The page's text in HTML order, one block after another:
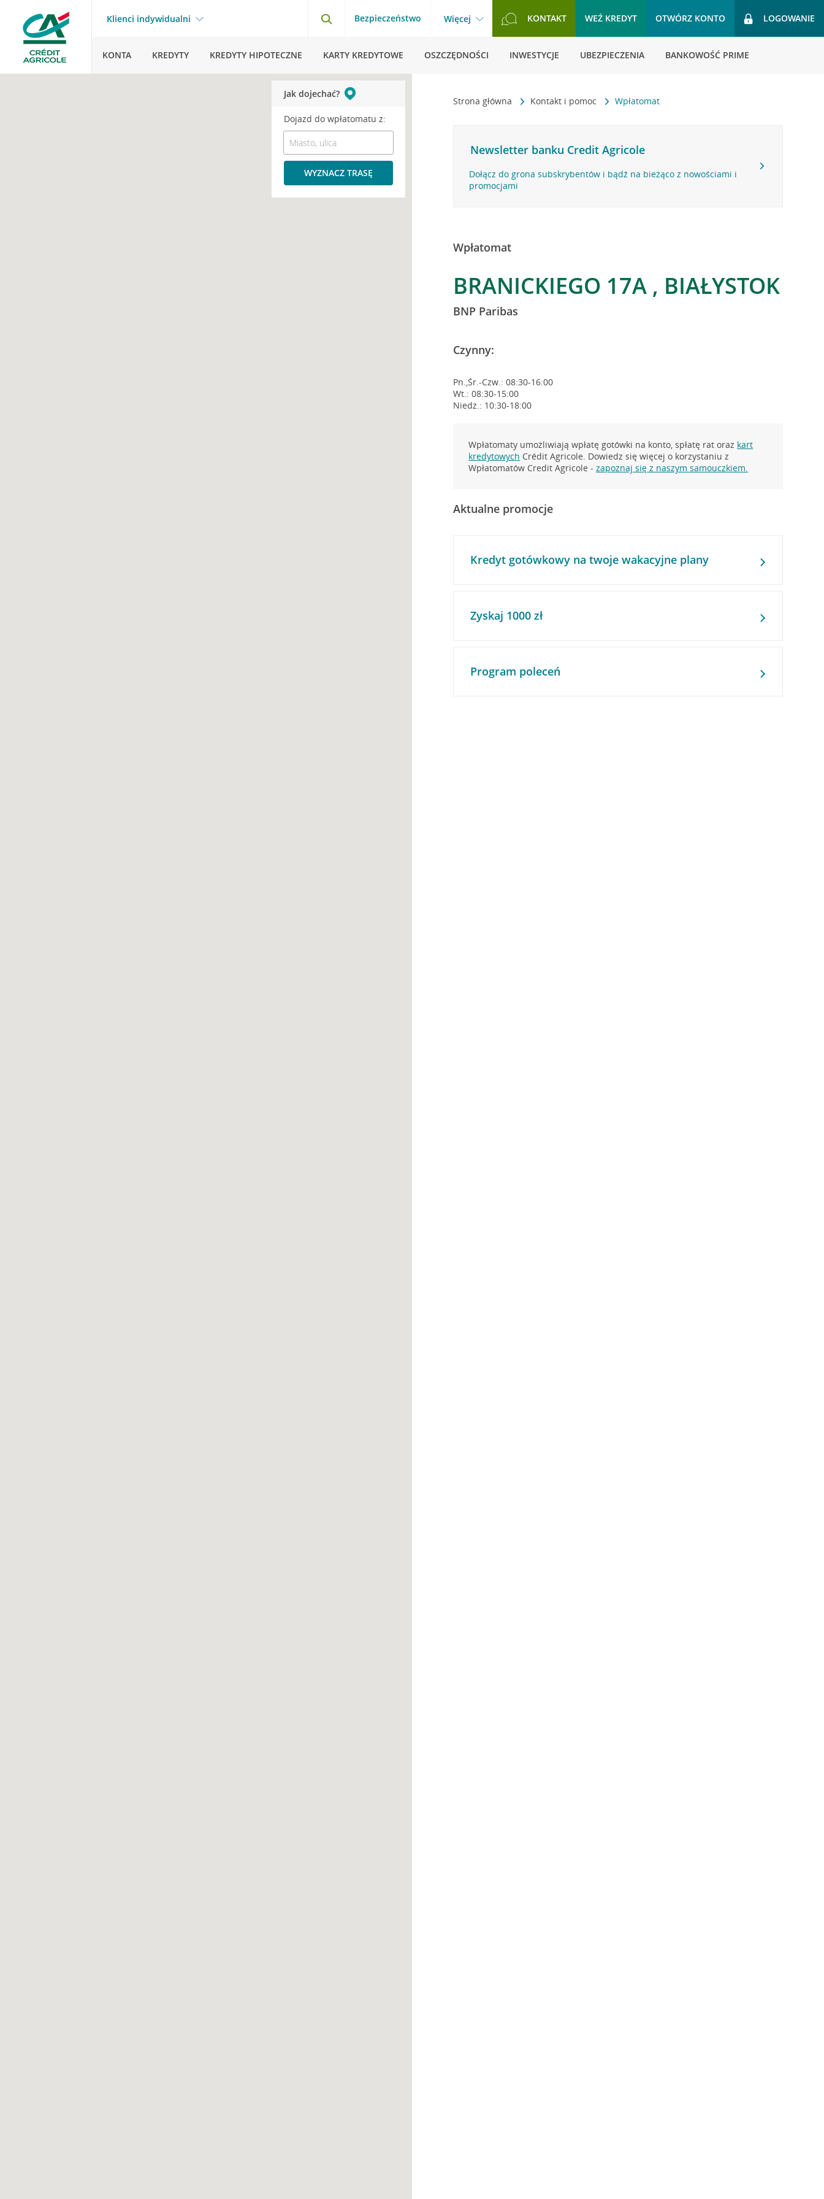
Klienci indywidualni Bezpieczeństwo Więcej KONTAKT WEŹ KREDYT OTWÓRZ KONTO LOGOWANIE
KONTA KREDYTY KREDYTY HIPOTECZNE KARTY KREDYTOWE OSZCZĘDNOŚCI INWESTYCJE UBEZPIECZENIA BANKOWOŚĆ PRIME
Strona główna Kontakt i pomoc Wpłatomat
Newsletter banku Credit Agricole
Dołącz do grona subskrybentów i bądź na bieżąco z nowościami i
promocjami
Wpłatomat
BRANICKIEGO 17A , BIAŁYSTOK
BNP Paribas
Czynny:
Pn.,Śr.-Czw.: 08:30-16:00
Wt.: 08:30-15:00
Niedz.: 10:30-18:00
Wpłatomaty umożliwiają wpłatę gotówki na konto, spłatę rat oraz kart
kredytowych Crédit Agricole. Dowiedz się więcej o korzystaniu z
Wpłatomatów Credit Agricole -zapoznaj się z naszym samouczkiem.
Aktualne promocje
Kredyt gotówkowy na twoje wakacyjne plany
Zyskaj 1000 zł
Program poleceń
Jak dojechać?
Dojazd do wpłatomatu z:
WYZNACZ TRASĘ